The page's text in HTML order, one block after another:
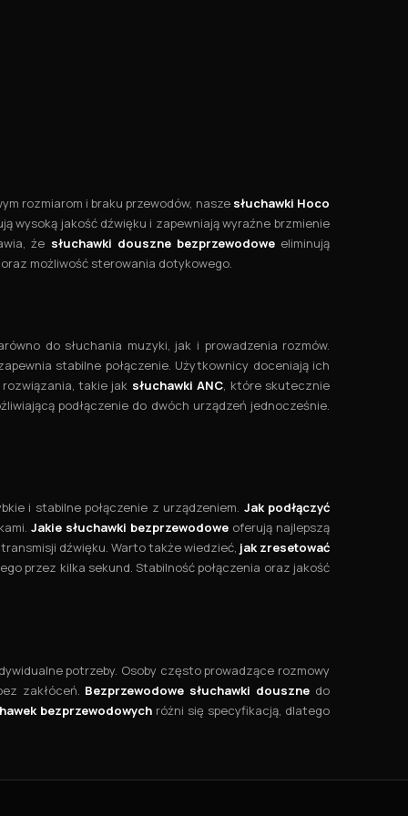
rozmiarom i braku przewodów, nasze słuchawki Hoco
wysoką jakość dźwięku i zapewniają wyraźne brzmienie
że słuchawki douszne bezprzewodowe eliminują
możliwość sterowania dotykowego.
do słuchania muzyki, jak i prowadzenia rozmów.
stabilne połączenie. Użytkownicy doceniają ich
takie jak słuchawki ANC, które skutecznie
podłączenie do dwóch urządzeń jednocześnie.
i stabilne połączenie z urządzeniem. Jak podłączyć
Jakie słuchawki bezprzewodowe oferują najlepszą
dźwięku. Warto także wiedzieć, jak zresetować
przez kilka sekund. Stabilność połączenia oraz jakość
potrzeby. Osoby często prowadzące rozmowy
zakłóceń. Bezprzewodowe słuchawki douszne do
bezprzewodowych różni się specyfikacją, dlatego